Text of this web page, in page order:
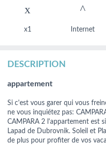
x1 Internet
DESCRIPTION
appartement
Si c'est vous garer qui vous
ne vous inquiétez pas:
CAMPARA 2 l'appartement est
Lapad de Dubrovnik. Soleil et
de plus pour profiter de vos